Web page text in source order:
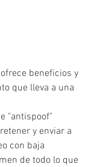
beneficios y
que lleva a una
"antispoof"
y enviar a
con baja
de todo lo que